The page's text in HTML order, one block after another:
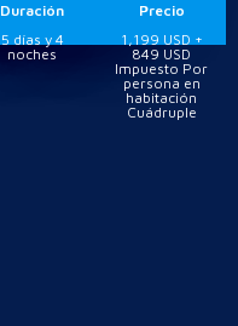
Duración
Precio
5 días y 4
noches
1,199 USD +
849 USD
Impuesto Por
persona en
habitación
Cuádruple